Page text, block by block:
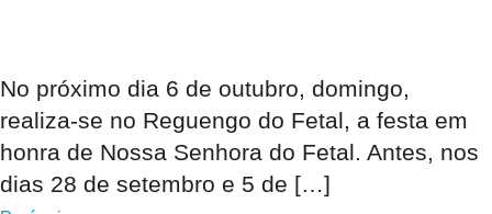
No próximo dia 6 de outubro, domingo,
realiza-se no Reguengo do Fetal, a festa em
honra de Nossa Senhora do Fetal. Antes, nos
dias 28 de setembro e 5 de […]